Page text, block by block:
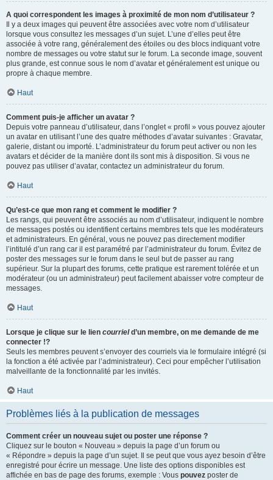
A quoi correspondent les images à proximité de mon nom d’utilisateur ?
Il y a deux images qui peuvent être associées avec votre nom d’utilisateur
lorsque vous consultez les messages d’un sujet. L’une d’elles peut être
associée à votre rang, généralement des étoiles ou des blocs indiquant votre
nombre de messages ou votre statut sur le forum. La seconde image, souvent
plus grande, est connue sous le nom d’avatar et généralement est unique ou
propre à chaque membre.
Haut
Comment puis-je afficher un avatar ?
Depuis votre panneau d’utilisateur, dans l’onglet « profil » vous pouvez ajouter
un avatar en utilisant l’une des quatre méthodes d’avatar suivantes : Gravatar,
galerie, distant ou importé. L’administrateur du forum peut activer ou non les
avatars et décider de la manière dont ils sont mis à disposition. Si vous ne
pouvez pas utiliser d’avatar, contactez un administrateur du forum.
Haut
Qu’est-ce que mon rang et comment le modifier ?
Les rangs, qui peuvent être associés au nom d’utilisateur, indiquent le nombre
de messages postés ou identifient certains membres tels que les modérateurs
et administrateurs. En général, vous ne pouvez pas directement modifier
l’intitulé d’un rang car il est paramétré par l’administrateur du forum. Évitez de
poster des messages sur le forum dans le seul but de passer au rang
supérieur. Sur la plupart des forums, cette pratique est rarement tolérée et un
modérateur (ou un administrateur) peut facilement abaisser votre compteur de
messages.
Haut
Lorsque je clique sur le lien courrield’un membre, on me demande de me
connecter !?
Seuls les membres peuvent s’envoyer des courriels via le formulaire intégré (si
la fonction a été activée par l’administrateur). Ceci pour empêcher l’utilisation
malveillante de la fonctionnalité par les invités.
Haut
Problèmes liés à la publication de messages
Comment créer un nouveau sujet ou poster une réponse ?
Cliquez sur le bouton « Nouveau » depuis la page d’un forum ou
« Répondre » depuis la page d’un sujet. Il se peut que vous ayez besoin d’être
enregistré pour écrire un message. Une liste des options disponibles est
affichée en bas de page des forums, exemple : Vous pouvez poster de